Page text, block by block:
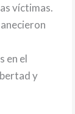
víctimas.
en el
y